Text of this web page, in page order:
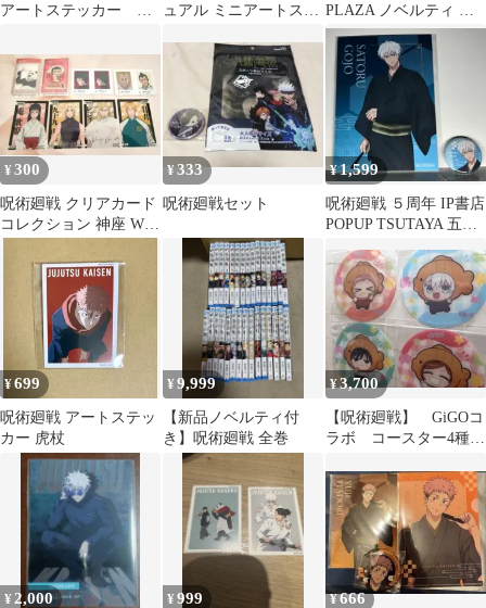
アートステッカー 雑
虎杖 脹相
ュアル ミニアートステ
相、七海建人
PLAZA ノベルティ ク
リアカード 脹相
¥300
呪術廻戦 クリアカード
コレクション 神座 Wari
¥333
呪術廻戦セット
¥1,599
呪術廻戦 ５周年 IP書店
POPUP TSUTAYA 五条
¥699
呪術廻戦 アートステッ
カー 虎杖
¥9,999
【新品ノベルティ付
き】呪術廻戦 全巻
¥3,700
【呪術廻戦】 GiGOコ
ラボ コースター4種セ
ルメ
¥ 2,000 ¥999 ¥666